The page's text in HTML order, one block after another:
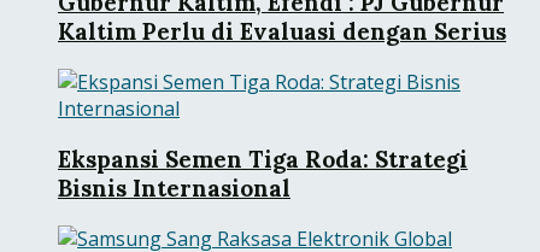
Kaltim Perlu di Evaluasi dengan Serius
Ekspansi Semen Tiga Roda: Strategi
Bisnis Internasional